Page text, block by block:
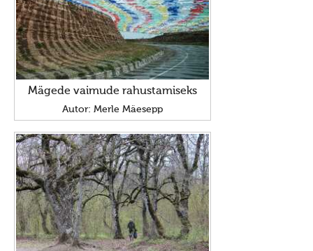
Suvistepühad Tammealuse hiies
Taevaskoda
Virumaa hiied
Elu-olu
Muhu pyhapaigad
Võlla hiietamm
Palukyla Hiiemägi
Syndmused
Hiie vägi 10226
Mägede vaimude rahustamiseks
Autor: Merle Mäesepp